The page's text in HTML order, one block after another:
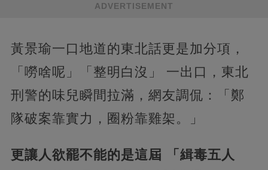
ADVERTISEMENT
黃景瑜一口地道的東北話更是加分項，
「嘮啥呢」「整明白沒」 一出口，東北
刑警的味兒瞬間拉滿，網友調侃：「鄭
隊破案靠實力，圈粉靠雞架。」
更讓人欲罷不能的是這屆 「緝毒五人